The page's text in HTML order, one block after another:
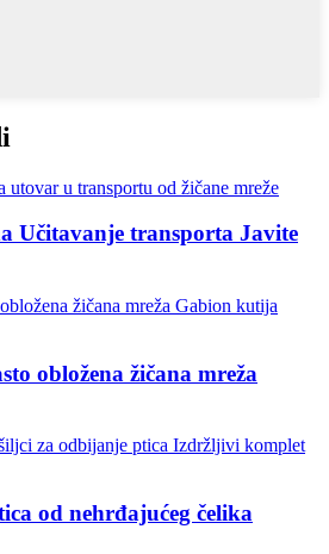
Učitavanje transporta Javite
obložena žičana mreža
od nehrđajućeg čelika